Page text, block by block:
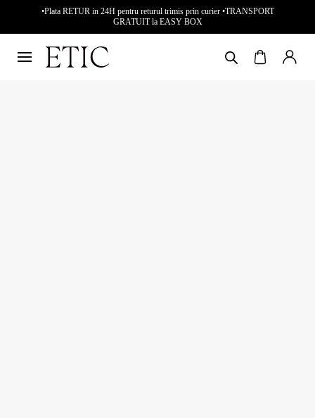
•Plata RETUR in 24H pentru returul trimis prin curier •TRANSPORT
GRATUIT la EASY BOX